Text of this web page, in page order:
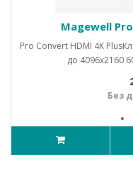
Magewell
Pro Convert HDMI 4K
до 4096x2160
Без